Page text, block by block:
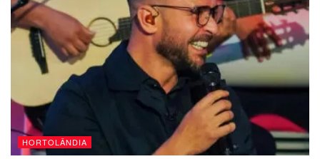
HORTOLÂNDIA